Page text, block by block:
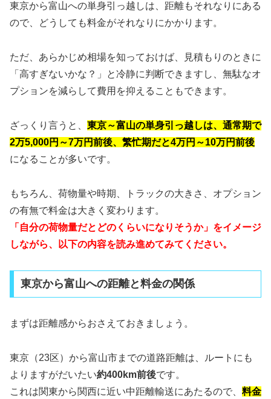
東京から富山への単身引っ越しは、距離もそれなりにある
ので、どうしても料金がそれなりにかかります。
ただ、あらかじめ相場を知っておけば、見積もりのときに
「高すぎないかな？」と冷静に判断できますし、無駄なオ
プションを減らして費用を抑えることもできます。
ざっくり言うと、 東京～富山の単身引っ越しは、通常期で
2万5,000円～7万円前後、繁忙期だと4万円～10万円前後
になることが多いです。
もちろん、荷物量や時期、トラックの大きさ、オプション
の有無で料金は大きく変わります。
「自分の荷物量だとどのくらいになりそうか」をイメージ
しながら、以下の内容を読み進めてみてください。
東京から富山への距離と料金の関係
まずは距離感からおさえておきましょう。
東京（23区）から富山市までの道路距離は、ルートにも
よりますがだいたい約400km前後です。
これは関東から関西に近い中距離輸送にあたるので、 料金